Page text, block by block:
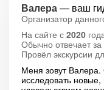
Валера— ваш
Организатор
На сайте с 2020
Обычно отвечает за
Провёл экскурсии
Меня зовут
исследовать